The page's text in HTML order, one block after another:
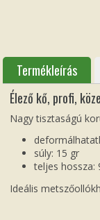
Termékleírás
Élező kő, profi,
Nagy tisztaságú
súly: 15 gr
teljes hossza:
Ideális